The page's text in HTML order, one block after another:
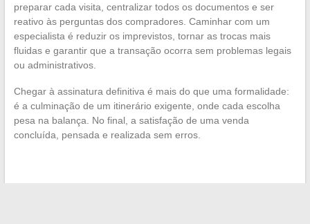
preparar cada visita, centralizar todos os documentos e ser
reativo às perguntas dos compradores. Caminhar com um
especialista é reduzir os imprevistos, tornar as trocas mais
fluidas e garantir que a transação ocorra sem problemas legais
ou administrativos.
Chegar à assinatura definitiva é mais do que uma formalidade:
é a culminação de um itinerário exigente, onde cada escolha
pesa na balança. No final, a satisfação de uma venda
concluída, pensada e realizada sem erros.